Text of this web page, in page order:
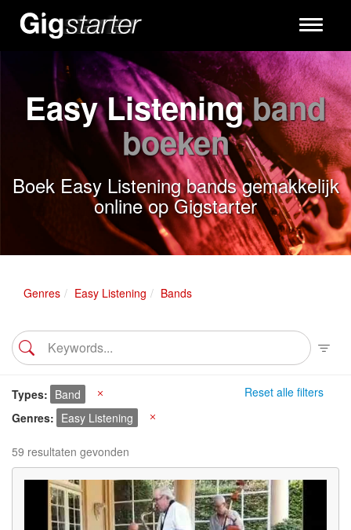
Toggle
Easy Listeningband
boeken
Boek Easy Listening bands gemakkelijk
online op Gigstarter
Genres Easy Listening Bands
Reset alle filters
Types Band
Genres
Easy Listening
59 resultaten gevonden